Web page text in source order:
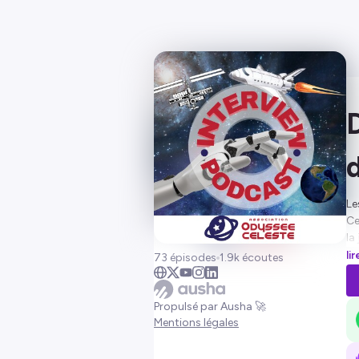
73 épisodes 1.9k écoutes
Propulsé par Ausha 🚀
Mentions légales
la